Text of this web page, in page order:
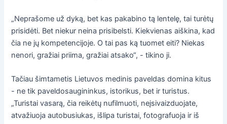
„Neprašome už dyką, bet kas pakabino tą lentelę, tai turėtų
prisidėti. Bet niekur neina prisibelsti. Kiekvienas aiškina, kad
čia ne jų kompetencijoje. O tai pas ką tuomet eiti? Niekas
nenori, gražiai priima, gražiai atsako“, - tikino ji.
Tačiau šimtametis Lietuvos medinis paveldas domina kitus
- ne tik paveldosaugininkus, istorikus, bet ir turistus.
„Turistai vasarą, čia reikėtų nufilmuoti, neįsivaizduojate,
atvažiuoja autobusiukas, išlipa turistai, fotografuoja ir iš